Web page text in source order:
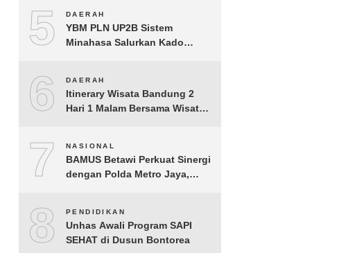
5 DAERAH
YBM PLN UP2B Sistem
Minahasa Salurkan Kado
Tomohon
6 DAERAH
Itinerary Wisata Bandung 2
Hari 1 Malam Bersama Wisata
7 NASIONAL
BAMUS Betawi Perkuat Sinergi
dengan Polda Metro Jaya,
Kondusif Jelang HUT ke-81
Republik Indonesia
8 PENDIDIKAN
Unhas Awali Program SAPI
SEHAT di Dusun Bontorea